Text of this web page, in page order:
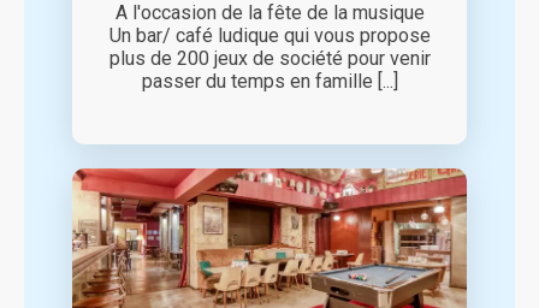
A l'occasion de la fête de la musique
Un bar/ café ludique qui vous propose
plus de 200 jeux de société pour venir
passer du temps en famille [...]